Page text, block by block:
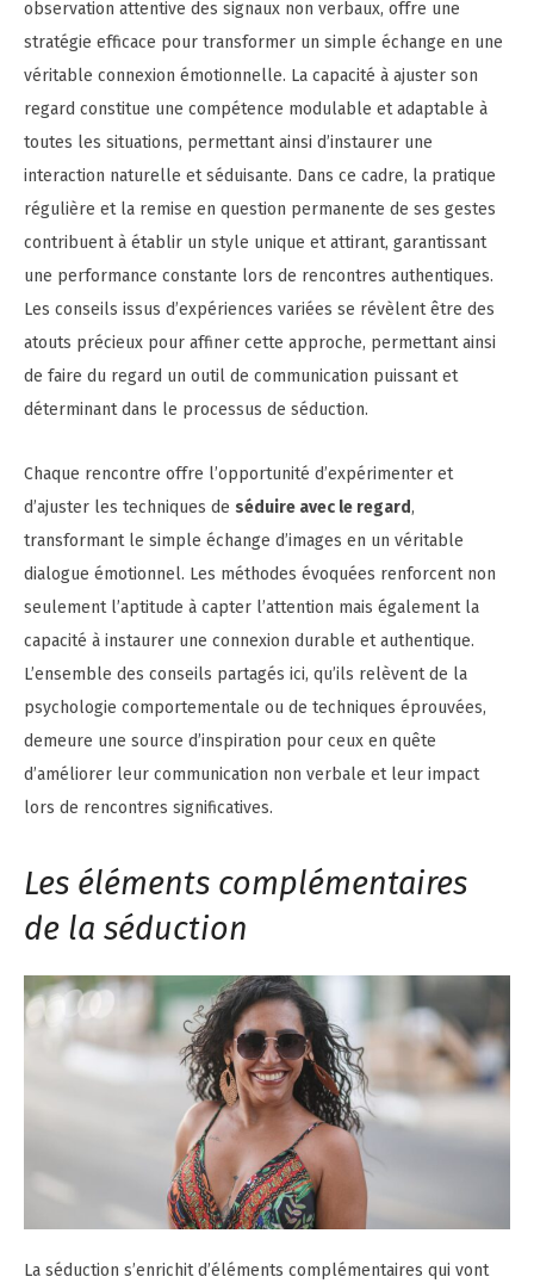
observation attentive des signaux non verbaux, offre une
stratégie efficace pour transformer un simple échange en une
véritable connexion émotionnelle. La capacité à ajuster son
regard constitue une compétence modulable et adaptable à
toutes les situations, permettant ainsi d’instaurer une
interaction naturelle et séduisante. Dans ce cadre, la pratique
régulière et la remise en question permanente de ses gestes
contribuent à établir un style unique et attirant, garantissant
une performance constante lors de rencontres authentiques.
Les conseils issus d’expériences variées se révèlent être des
atouts précieux pour affiner cette approche, permettant ainsi
de faire du regard un outil de communication puissant et
déterminant dans le processus de séduction.
Chaque rencontre offre l’opportunité d’expérimenter et
d’ajuster les techniques de séduire avec le regard,
transformant le simple échange d’images en un véritable
dialogue émotionnel. Les méthodes évoquées renforcent non
seulement l’aptitude à capter l’attention mais également la
capacité à instaurer une connexion durable et authentique.
L’ensemble des conseils partagés ici, qu’ils relèvent de la
psychologie comportementale ou de techniques éprouvées,
demeure une source d’inspiration pour ceux en quête
d’améliorer leur communication non verbale et leur impact
lors de rencontres significatives.
Les éléments complémentaires
de la séduction
La séduction s’enrichit d’éléments complémentaires qui vont